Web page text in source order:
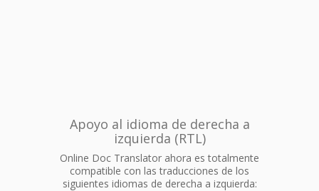
Apoyo al idioma de derecha a
izquierda (RTL)
Online Doc Translator ahora es totalmente
compatible con las traducciones de los
siguientes idiomas de derecha a izquierda: